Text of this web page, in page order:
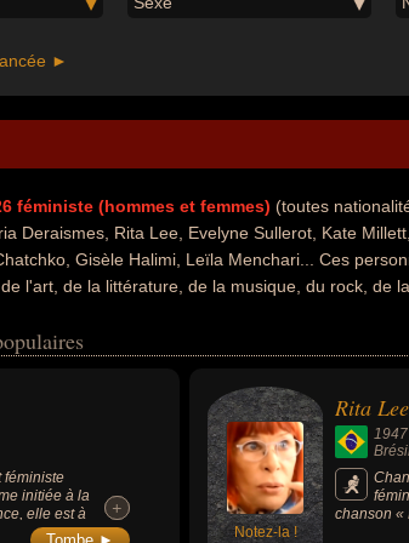
►
féministe (hommes et femmes) (toutes
Deraismes, Rita Lee, Evelyne Sullerot, Kate
Gisèle Halimi, Leïla Menchari... Ces
l'art, de la littérature, de la musique, du rock, de
auteur d'ouvrages politiques, écrivain, homme
romancier, animateur, animateur de radio,
ministre, médecin, psychiatre, blogueur,
de loi ou décorateur. En ce qui concerne
américain, canadien, égyptien, italien,
féministe
initiée à la
elle est à
l'ordre maçonnique
+
+
Notez-la !
Rita Lee
1947
chanson «
vendu